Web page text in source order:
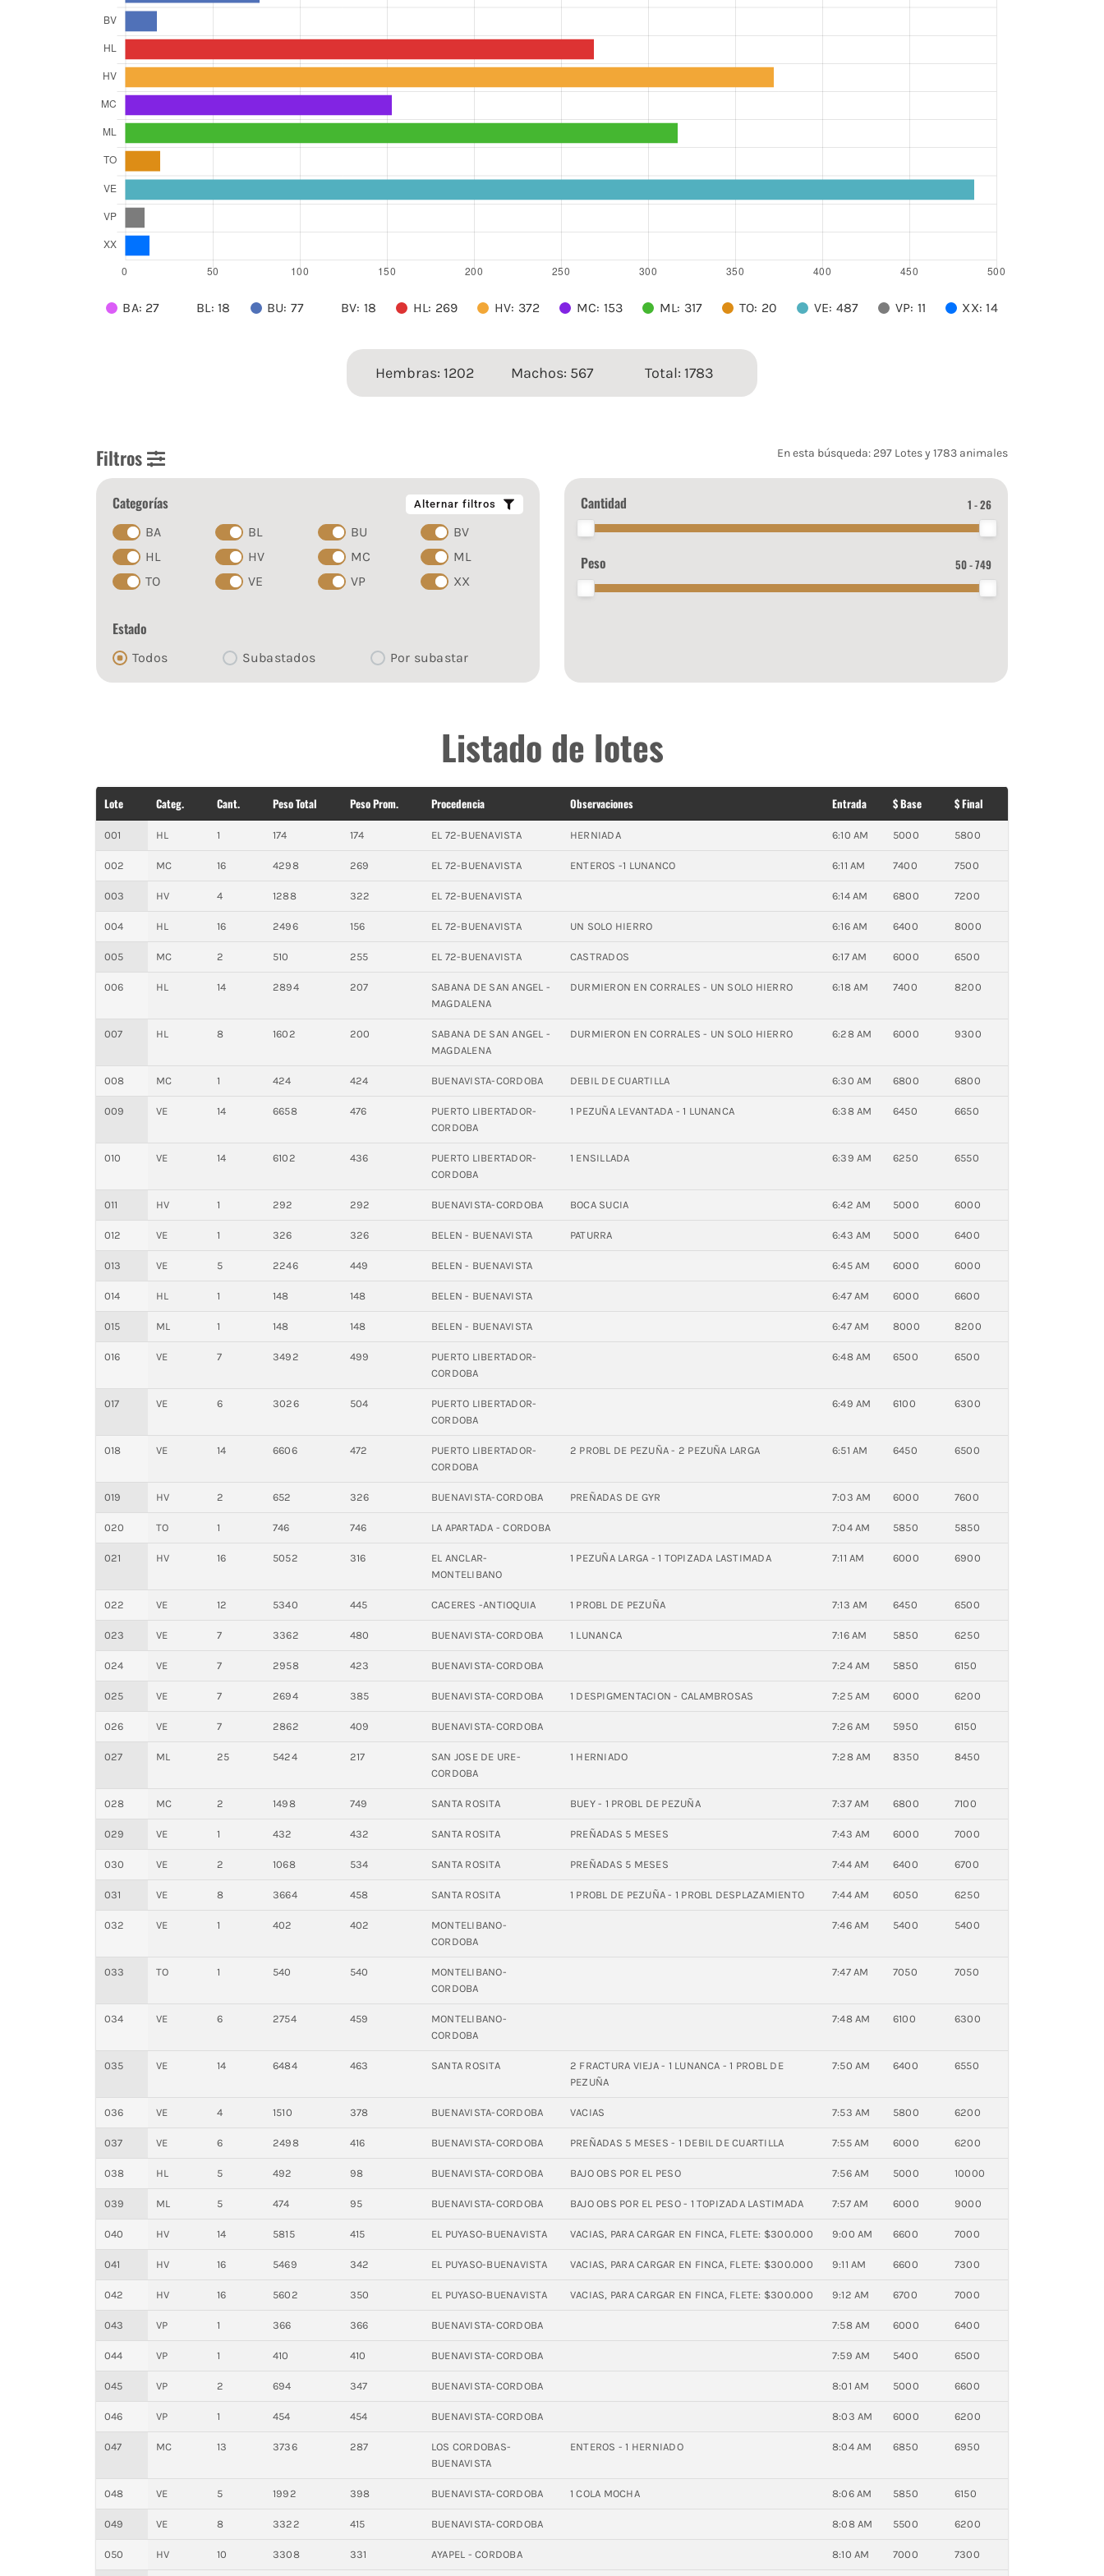
BA: 27 BL: 18 BU: 77 BV: 18 HL: 269 HV: 372 MC: 153 ML: 317 TO: 20 VE: 487 VP: 11 XX: 14
Hembras: 1202 Machos: 567 Total: 1783
Filtros En esta búsqueda: 297 Lotes y 1783 animales
Categorías Alternar filtros
BA BL BU
BV
HL
HV MC
ML
TO
VE VP XX
Estado
Todos Subastados Por subastar
Cantidad 1 - 26
Peso 50 - 749
Listado de lotes
Lote Categ. Cant. Peso Total Peso Prom. Procedencia Observaciones Entrada $ Base $ Final
001 HL 1 174 174 EL 72-BUENAVISTA HERNIADA 6:10 AM 5000 5800
002 MC 16 4298 269 EL 72-BUENAVISTA ENTEROS -1 LUNANCO 6:11 AM 7400 7500
003 HV 4 1288 322 EL 72-BUENAVISTA 6:14 AM 6800 7200
004 HL 16 2496 156 EL 72-BUENAVISTA UN SOLO HIERRO 6:16 AM 6400 8000
005 MC 2 510 255 EL 72-BUENAVISTA CASTRADOS 6:17 AM 6000 6500
006 HL 14 2894 207
SABANA DE SAN ANGEL -
MAGDALENA
DURMIERON EN CORRALES - UN SOLO HIERRO 6:18 AM 7400 8200
007 HL 8 1602 200
SABANA DE SAN ANGEL -
MAGDALENA
DURMIERON EN CORRALES - UN SOLO HIERRO 6:28 AM 6000 9300
008 MC 1 424 424 BUENAVISTA-CORDOBA DEBIL DE CUARTILLA 6:30 AM 6800 6800
009 VE 14 6658 476
PUERTO LIBERTADOR-
CORDOBA
1 PEZUÑA LEVANTADA - 1 LUNANCA 6:38 AM 6450 6650
010 VE 14 6102 436
PUERTO LIBERTADOR-
CORDOBA
1 ENSILLADA 6:39 AM 6250 6550
011 HV 1 292 292 BUENAVISTA-CORDOBA BOCA SUCIA 6:42 AM 5000 6000
012 VE 1 326 326 BELEN - BUENAVISTA PATURRA 6:43 AM 5000 6400
013 VE 5 2246 449 BELEN - BUENAVISTA 6:45 AM 6000 6000
014 HL 1 148 148 BELEN - BUENAVISTA 6:47 AM 6000 6600
015 ML 1 148 148 BELEN - BUENAVISTA 6:47 AM 8000 8200
016 VE 7 3492 499
PUERTO LIBERTADOR-
CORDOBA
6:48 AM 6500 6500
017 VE 6 3026 504
PUERTO LIBERTADOR-
CORDOBA
6:49 AM 6100 6300
018 VE 14 6606 472
PUERTO LIBERTADOR-
CORDOBA
2 PROBL DE PEZUÑA - 2 PEZUÑA LARGA 6:51 AM 6450 6500
019 HV 2 652 326 BUENAVISTA-CORDOBA PREÑADAS DE GYR 7:03 AM 6000 7600
020 TO 1 746 746 LA APARTADA - CORDOBA 7:04 AM 5850 5850
021 HV 16 5052 316
EL ANCLAR-
MONTELIBANO
1 PEZUÑA LARGA - 1 TOPIZADA LASTIMADA 7:11 AM 6000 6900
022 VE 12 5340 445 CACERES -ANTIOQUIA 1 PROBL DE PEZUÑA 7:13 AM 6450 6500
023 VE 7 3362 480 BUENAVISTA-CORDOBA 1 LUNANCA 7:16 AM 5850 6250
024 VE 7 2958 423 BUENAVISTA-CORDOBA 7:24 AM 5850 6150
025 VE 7 2694 385 BUENAVISTA-CORDOBA 1 DESPIGMENTACION - CALAMBROSAS 7:25 AM 6000 6200
026 VE 7 2862 409 BUENAVISTA-CORDOBA 7:26 AM 5950 6150
027 ML 25 5424 217
SAN JOSE DE URE-
CORDOBA
1 HERNIADO 7:28 AM 8350 8450
028 MC 2 1498 749 SANTA ROSITA BUEY - 1 PROBL DE PEZUÑA 7:37 AM 6800 7100
029 VE 1 432 432 SANTA ROSITA PREÑADAS 5 MESES 7:43 AM 6000 7000
030 VE 2 1068 534 SANTA ROSITA PREÑADAS 5 MESES 7:44 AM 6400 6700
031 VE 8 3664 458 SANTA ROSITA 1 PROBL DE PEZUÑA - 1 PROBL DESPLAZAMIENTO 7:44 AM 6050 6250
032 VE 1 402 402
MONTELIBANO-
CORDOBA
7:46 AM 5400 5400
033 TO 1 540 540
MONTELIBANO-
CORDOBA
7:47 AM 7050 7050
034 VE 6 2754 459
MONTELIBANO-
CORDOBA
7:48 AM 6100 6300
035 VE 14 6484 463 SANTA ROSITA
2 FRACTURA VIEJA - 1 LUNANCA - 1 PROBL DE
PEZUÑA
7:50 AM 6400 6550
036 VE 4 1510 378 BUENAVISTA-CORDOBA VACIAS 7:53 AM 5800 6200
037 VE 6 2498 416 BUENAVISTA-CORDOBA PREÑADAS 5 MESES - 1 DEBIL DE CUARTILLA 7:55 AM 6000 6200
038 HL 5 492 98 BUENAVISTA-CORDOBA BAJO OBS POR EL PESO 7:56 AM 5000 10000
039 ML 5 474 95 BUENAVISTA-CORDOBA BAJO OBS POR EL PESO - 1 TOPIZADA LASTIMADA 7:57 AM 6000 9000
040 HV 14 5815 415 EL PUYASO-BUENAVISTA VACIAS, PARA CARGAR EN FINCA, FLETE: $300.000 9:00 AM 6600 7000
041 HV 16 5469 342 EL PUYASO-BUENAVISTA VACIAS, PARA CARGAR EN FINCA, FLETE: $300.000 9:11 AM 6600 7300
042 HV 16 5602 350 EL PUYASO-BUENAVISTA VACIAS, PARA CARGAR EN FINCA, FLETE: $300.000 9:12 AM 6700 7000
043 VP 1 366 366 BUENAVISTA-CORDOBA 7:58 AM 6000 6400
044 VP 1 410 410 BUENAVISTA-CORDOBA 7:59 AM 5400 6500
045 VP 2 694 347 BUENAVISTA-CORDOBA 8:01 AM 5000 6600
046 VP 1 454 454 BUENAVISTA-CORDOBA 8:03 AM 6000 6200
047 MC 13 3736 287
LOS CORDOBAS-
BUENAVISTA
ENTEROS - 1 HERNIADO 8:04 AM 6850 6950
048 VE 5 1992 398 BUENAVISTA-CORDOBA 1 COLA MOCHA 8:06 AM 5850 6150
049 VE 8 3322 415 BUENAVISTA-CORDOBA 8:08 AM 5500 6200
050 HV 10 3308 331 AYAPEL - CORDOBA 8:10 AM 7000 7300